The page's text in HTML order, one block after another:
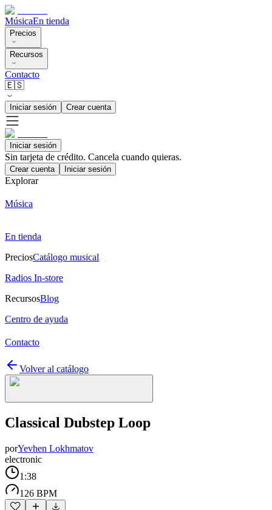
MúsicaEn tienda
Precios
Recursos
Contacto
🇪🇸
Iniciar sesión Crear cuenta
Iniciar sesión
Sin tarjeta de crédito. Cancela cuando quieras.
Crear cuenta Iniciar sesión
Explorar
Música
En tienda
PreciosCatálogo musical
Radios In-store
RecursosBlog
Centro de ayuda
Contacto
Volver al catálogo
Classical Dubstep Loop
porYevhen Lokhmatov
electronic
1:38
126 BPM